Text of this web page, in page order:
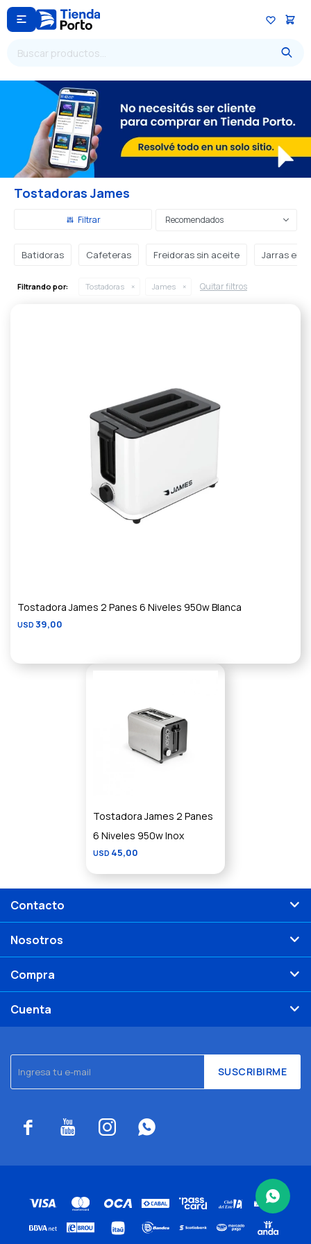

Tostadoras James
Recomendados
Batidoras Cafeteras Freidoras sin aceite Jarras
Filtrando por: Tostadoras James Quitar filtros
Tostadora James 2 Panes 6 Niveles 950w Blanca
USD 39,00
Tostadora James 2 Panes
6 Niveles 950w Inox
USD 45,00
SUSCRIBIRME
   
Contacto
Nosotros
Compra
Cuenta